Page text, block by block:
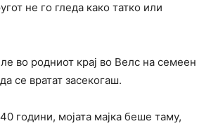
не го гледа како татко или
во родниот крај во Велс на семеен
се вратат засекогаш.
години, мојата мајка беше таму,